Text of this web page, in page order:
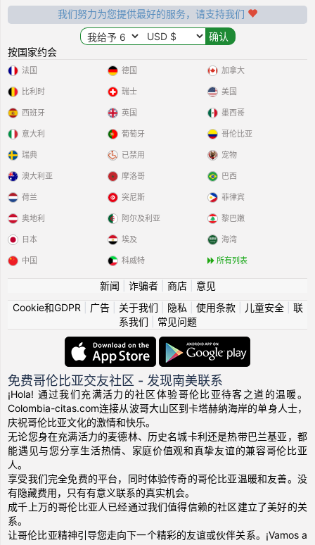
我们努力为您提供最好的服务，请支持我们
按国家约会
法国
比利时
西班牙
意大利
瑞典
德国
瑞士
英国
葡萄牙
已禁用
加拿大
美国
墨西哥
哥伦比亚
宠物
澳大利亚
荷兰
奥地利
日本
中国
摩洛哥
突尼斯
阿尔及利亚
埃及
科威特
巴西
菲律宾
黎巴嫩
海湾
所有列表
新闻 诈骗者| 商店| 意见
Cookie和GDPR
广告| 关于我们 隐私 使用条款| 儿童安全| 联
系我们
常见问题
免费哥伦比亚交友社区 - 发现南美联系
¡Hola! 通过我们充满活力的社区体验哥伦比亚待客之道的温暖。
Colombia-citas.com连接从波哥大山区到卡塔赫纳海岸的单身人士，
庆祝哥伦比亚文化的激情和快乐。
无论您身在充满活力的麦德林、历史名城卡利还是热带巴兰基亚，都
能遇见与您分享生活热情、家庭价值观和真挚友谊的兼容哥伦比亚
人。
享受我们完全免费的平台，同时体验传奇的哥伦比亚温暖和友善。没
有隐藏费用，只有有意义联系的真实机会。
成千上万的哥伦比亚人已经通过我们值得信赖的社区建立了美好的关
系。
让哥伦比亚精神引导您走向下一个精彩的友谊或伙伴关系。¡Vamos a